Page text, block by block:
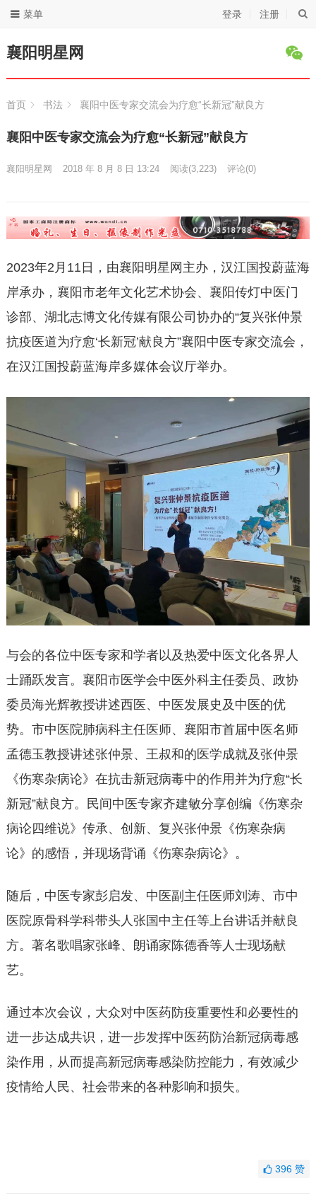
登录 注册
襄阳明星网
菜单
首页 书法 襄阳中医专家交流会为疗愈“长新冠”献良方
襄阳中医专家交流会为疗愈“长新冠”献良方
襄阳明星网 2018 年 8 月 8 日 13:24 阅读(3,223) 评论(0)
2023年2月11日，由襄阳明星网主办，汉江国投蔚蓝海
岸承办，襄阳市老年文化艺术协会、襄阳传灯中医门
诊部、湖北志博文化传媒有限公司协办的“复兴张仲景
抗疫医道为疗愈‘长新冠’献良方”襄阳中医专家交流会，
在汉江国投蔚蓝海岸多媒体会议厅举办。
与会的各位中医专家和学者以及热爱中医文化各界人
士踊跃发言。襄阳市医学会中医外科主任委员、政协
委员海光辉教授讲述西医、中医发展史及中医的优
势。市中医院肺病科主任医师、襄阳市首届中医名师
孟德玉教授讲述张仲景、王叔和的医学成就及张仲景
《伤寒杂病论》在抗击新冠病毒中的作用并为疗愈“长
新冠”献良方。民间中医专家齐建敏分享创编《伤寒杂
病论四维说》传承、创新、复兴张仲景《伤寒杂病
论》的感悟，并现场背诵《伤寒杂病论》。
随后，中医专家彭启发、中医副主任医师刘涛、市中
医院原骨科学科带头人张国中主任等上台讲话并献良
方。著名歌唱家张峰、朗诵家陈德香等人士现场献
艺。
通过本次会议，大众对中医药防疫重要性和必要性的
进一步达成共识，进一步发挥中医药防治新冠病毒感
染作用，从而提高新冠病毒感染防控能力，有效减少
疫情给人民、社会带来的各种影响和损失。
396赞